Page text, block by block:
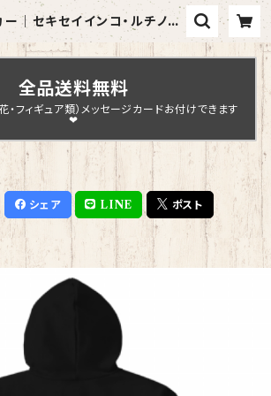
｜セキセイインコ・ルチノー
型番 P-120】 | Chopin Desi
gn
全品送料無料
・フィギュア類）メッセージカードお付けできます
❤
シェア LINE ポスト